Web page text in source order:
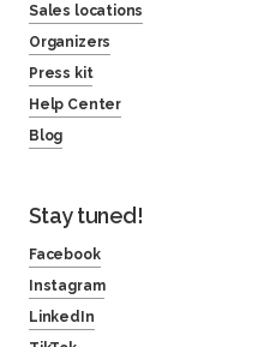
Sales locations
Organizers
Press kit
Help Center
Blog
Stay tuned!
Facebook
Instagram
LinkedIn